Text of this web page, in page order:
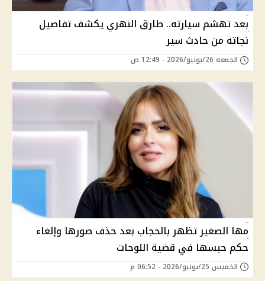
بعد تهشم سيارته.. طارق النهري يكشف تفاصيل
نجاته من حادث سير
الجمعة 26/يونيو/2026 - 12:49 ص
مها الصغير تظهر بالحجاب بعد حذف صورها وإلغاء
حكم حبسها في قضية اللوحات
الخميس 25/يونيو/2026 - 06:52 م